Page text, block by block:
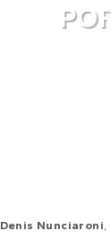
Denis Nunciaroni,